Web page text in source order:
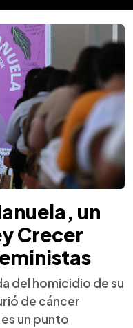
un
Crecer
del homicidio de su
de cáncer
un punto